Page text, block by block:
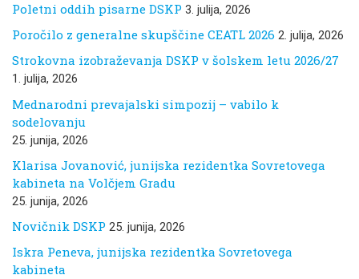
Poletni oddih pisarne DSKP 3. julija, 2026
Poročilo z generalne skupščine CEATL 2026 2. julija, 2026
Strokovna izobraževanja DSKP v šolskem letu 2026/27
1. julija, 2026
Mednarodni prevajalski simpozij – vabilo k
sodelovanju
25. junija, 2026
Klarisa Jovanović, junijska rezidentka Sovretovega
kabineta na Volčjem Gradu
25. junija, 2026
Novičnik DSKP 25. junija, 2026
Iskra Peneva, junijska rezidentka Sovretovega
kabineta